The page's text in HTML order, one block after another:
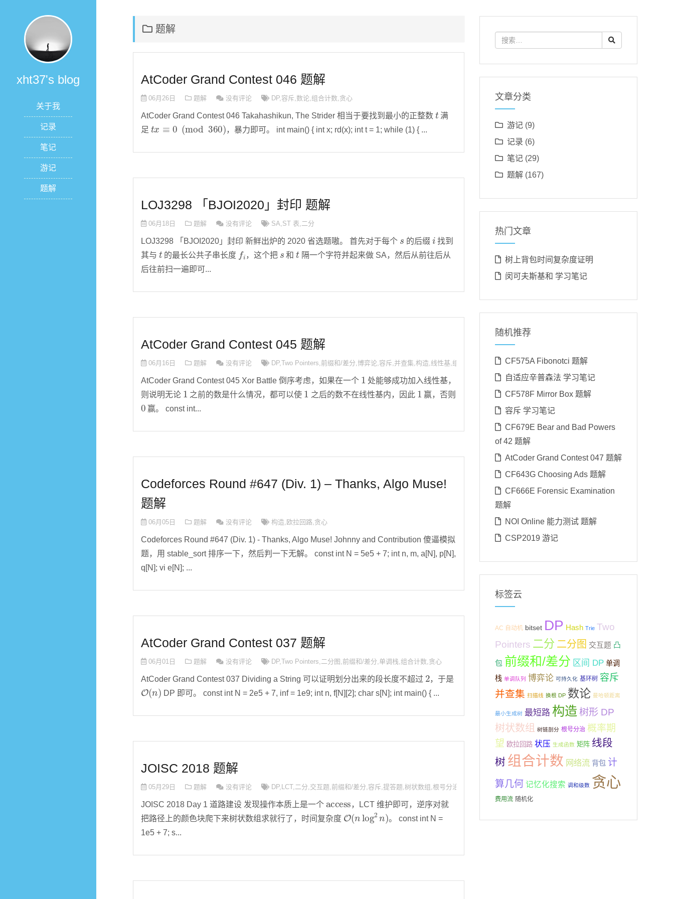
xht37's blog
关于我
记录
笔记
游记
题解
题解
AtCoder Grand Contest 046 题解
06月26日 题解 没有评论 DP,容斥,数论,组合计数,贪心
AtCoder Grand Contest 046 Takahashikun, The Strider 相当于要找到最小的正整数
t
满
足
tx mod 360 )
，暴力即可。 int main() { int x; rd(x); int t = 1; while (1) { ...
LOJ3298 「BJOI2020」封印 题解
06月18日 题解 没有评论 SA,ST 表,二分
LOJ3298 「BJOI2020」封印 新鲜出炉的 2020 省选题嗷。 首先对于每个 的后缀
i
找到
其与
t
的最长公共子串长度
i
，这个把 和
t
隔一个字符并起来做 SA，然后从前往后从
后往前扫一遍即可...
AtCoder Grand Contest 045 题解
06月16日 题解 没有评论 DP,Two Pointers,前缀和/差分,博弈论,容斥,并查集,构造,线性基,组合计数
AtCoder Grand Contest 045 Xor Battle 倒序考虑，如果在一个
1
处能够成功加入线性基，
则说明无论
1
之前的数是什么情况，都可以使
1
之后的数不在线性基内，因此
1
赢，否则
0
赢。 const int...
Codeforces Round #647 (Div. 1) – Thanks, Algo Muse!
题解
06月05日 题解 没有评论 构造, 欧拉回路,贪心
Codeforces Round #647 (Div. 1) - Thanks, Algo Muse! Johnny and Contribution 傻逼模拟
题，用 stable_sort 排序一下，然后判一下无解。 const int N = 5e5 + 7; int n, m, a[N], p[N],
q[N]; vi e[N]; ...
AtCoder Grand Contest 037 题解
06月01日 题解 没有评论 DP,Two Pointers,二分图 ,前缀和/差分,单调栈,组合计数,贪心
AtCoder Grand Contest 037 Dividing a String 可以证明划分出来的段长度不超过
2
，于是
O(n )
DP 即可。 const int N = 2e5 + 7, inf = 1e9; int n, f[N][2]; char s[N]; int main() { ...
JOISC 2018 题解
05月29日 题解 没有评论 DP, LCT,二分,交互题,前缀和/差分,容斥,提答题,树状数组 ,根号分治 组合计数 ,记忆化搜索,贪心, 链表
JOISC 2018 Day 1 道路建设 发现操作本质上是一个
，LCT 维护即可，逆序对就
把路径上的颜色块爬下来树状数组求就行了，时间复杂度
O(n log 2 )
。 const int N =
1e5 + 7; s...
文章分类
游记(9)
记录 (6)
笔记(29)
题解(167)
热门文章
树上背包时间复杂度证明
闵可夫斯基和 学习笔记
随机推荐
CF575A Fibonotci 题解
自适应辛普森法 学习笔记
CF578F Mirror Box 题解
容斥 学习笔记
CF679E Bear and Bad Powers
of 42 题解
AtCoder Grand Contest 047 题解
CF643G Choosing Ads 题解
CF666E Forensic Examination
题解
NOI Online 能力测试 题解
CSP2019 游记
标签云
AC 自动机 bitset DP Hash Trie Two
Pointers 二分 二分图 交互题 凸
包 前缀和/差分 区间 DP 单调
栈 单调队列 博弈论 可持久化 基环树 容斥
并查集 扫描线 换根 DP 数论 曼哈顿距离
最小生成树 最短路 构造 树形 DP
树状数组 树链剖分 根号分治 概率期
望 欧拉回路 状压 生成函数 矩阵 线段
树 组合计数 网络流 背包 计
算几何 记忆化搜索 调和级数 贪心
费用流 随机化